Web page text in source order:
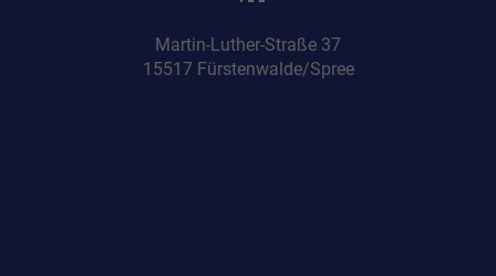
Martin-Luther-Straße 37
15517 Fürstenwalde/Spree